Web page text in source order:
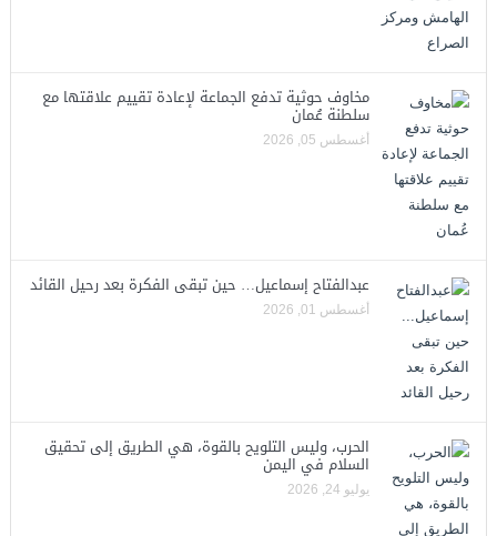
مخاوف حوثية تدفع الجماعة لإعادة تقييم علاقتها مع
سلطنة عُمان
أغسطس 05, 2026
عبدالفتاح إسماعيل… حين تبقى الفكرة بعد رحيل القائد
أغسطس 01, 2026
الحرب، وليس التلويح بالقوة، هي الطريق إلى تحقيق
السلام في اليمن
يوليو 24, 2026